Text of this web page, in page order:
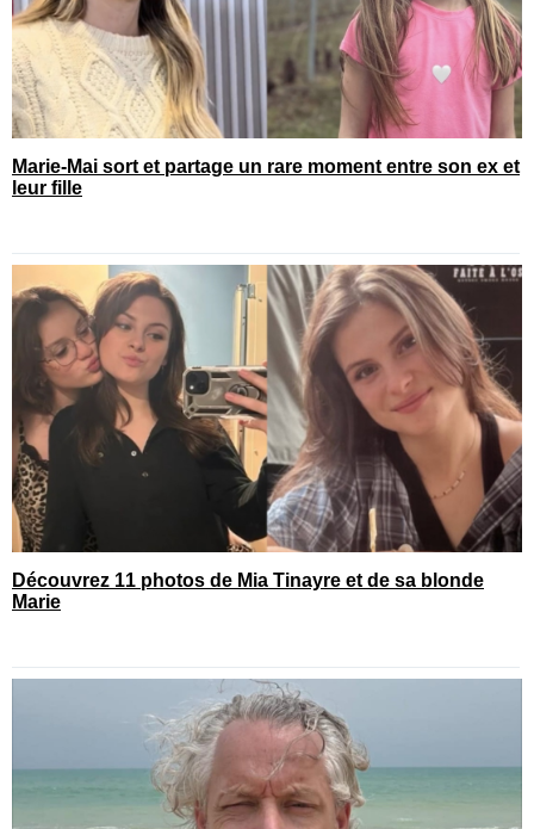
Marie-Mai sort et partage un rare moment entre son ex et
leur fille
Découvrez 11 photos de Mia Tinayre et de sa blonde
Marie